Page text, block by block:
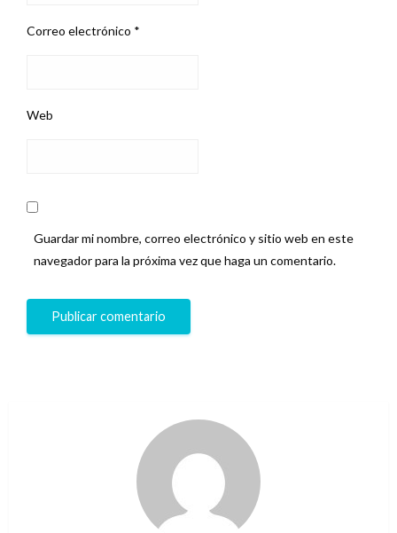
Correo electrónico *
Web
Guardar mi nombre, correo electrónico y sitio web en este
navegador para la próxima vez que haga un comentario.